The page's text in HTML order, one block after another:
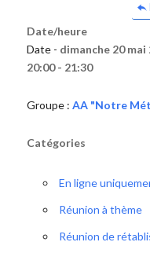
Date/heure
Date - dimanche 20 mai
20:00 - 21:30
Groupe : AA "Notre
Catégories
En ligne
Réunion à thème
Réunion de